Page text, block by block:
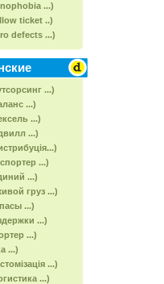
...)
ticket ..)
defects ...)
...)
...)
...)
...)
...)
...)
груз ...)
...)
...)
...)
...)
...)
...)